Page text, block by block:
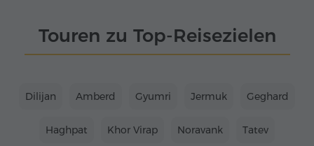
Touren zu Top-Reisezielen
Dilijan Amberd Gyumri Jermuk Geghard
Haghpat Khor Virap Noravank Tatev